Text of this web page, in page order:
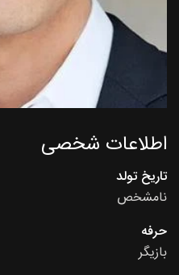
اطلاعات شخصی
تاریخ تولد
نامشخص
حرفه
بازیگر